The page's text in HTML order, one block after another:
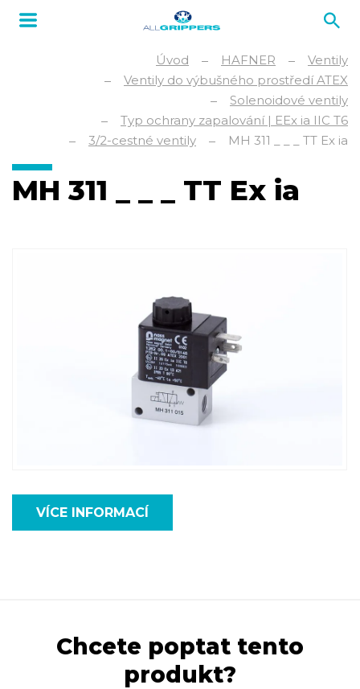
Úvod HAFNER
Ventily
Ventily do výbušného prostředí ATEX
Solenoidové ventily
Typ ochrany zapalování | EEx ia IIC T6
3/2-cestné ventily
MH 311 _ _ _ TT Ex ia
MH 311 _ _ _ TT Ex ia
VÍCE INFORMACÍ
Chcete poptat tento
produkt?